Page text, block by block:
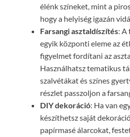
élénk színeket, mint a
hogy a helyiség igazán
Farsangi asztaldíszítés: A
egyik központi eleme az
figyelmet fordítani az
Használhatsz tematikus
szalvétákat és színes
részlet passzoljon a
DIY dekoráció: Ha van
készíthetsz saját
papírmasé álarcokat,